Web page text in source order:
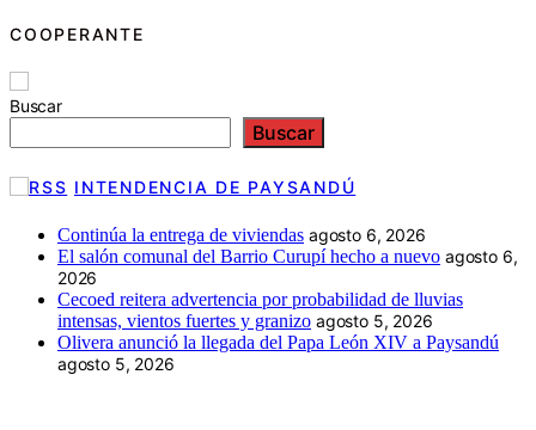
COOPERANTE
Buscar
Buscar
INTENDENCIA DE PAYSANDÚ
Continúa la entrega de viviendas agosto 6, 2026
El salón comunal del Barrio Curupí hecho a nuevo agosto 6,
2026
Cecoed reitera advertencia por probabilidad de lluvias
intensas, vientos fuertes y granizo agosto 5, 2026
Olivera anunció la llegada del Papa León XIV a Paysandú
agosto 5, 2026